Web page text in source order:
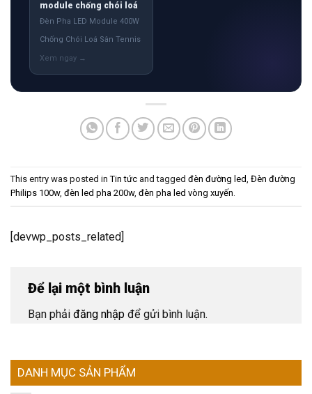
module chống chói loá
Đèn Pha LED Module 400W
Chống Chói Loá Sân Tennis
This entry was posted inTin tức and tagged đèn đường led Đèn đường
Philips 100w, đèn led pha 200w, đèn pha led vòng xuyến
[devwp_posts_related]
Để lại một bình luận
Bạn phải đăng nhập để gửi bình luận.
DANH MỤC SẢN PHẨM